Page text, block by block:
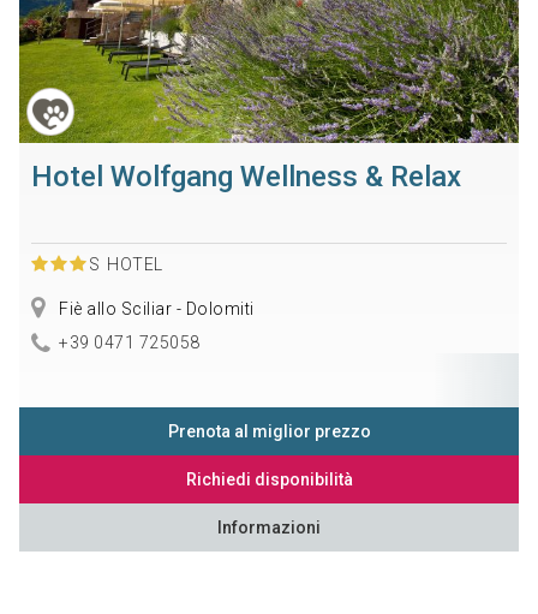
Hotel Wolfgang Wellness & Relax
S HOTEL
Fiè allo Sciliar - Dolomiti
+39 0471 725058
Prenota al miglior prezzo
Richiedi disponibilità
Informazioni